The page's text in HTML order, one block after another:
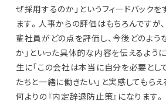
ぜ採用するのか」というフィードバックを
ます。人事からの評価はもちろんですが
輩社員がどの点を評価し、今後どのよう
か」といった具体的な内容を伝えるよう
生に「この会社は本当に自分を必要として
たちと一緒に働きたい」と実感してもらえ
何よりの『内定辞退防止策』になります。